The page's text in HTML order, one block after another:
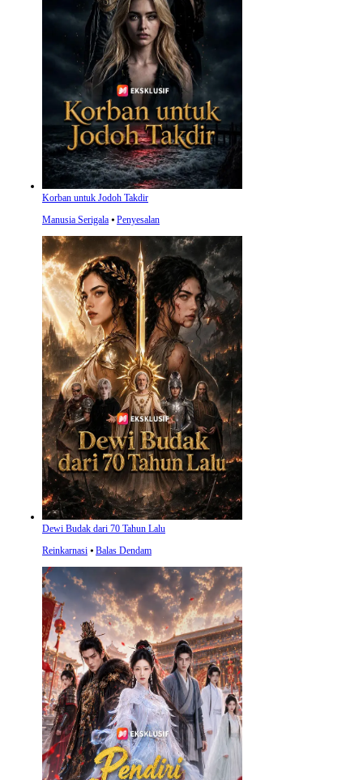
Korban untuk Jodoh Takdir
Manusia Serigala ⦁ Penyesalan
Dewi Budak dari 70 Tahun Lalu
Reinkarnasi ⦁ Balas Dendam